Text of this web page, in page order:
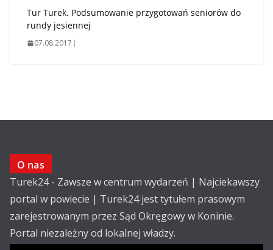
Tur Turek. Podsumowanie przygotowań seniorów do
rundy jesiennej
07.08.2017
O nas
Turek24 - Zawsze w centrum wydarzeń | Najciekawszy
portal w powiecie | Turek24 jest tytułem prasowym
zarejestrowanym przez Sąd Okręgowy w Koninie.
Portal niezależny od lokalnej władzy.